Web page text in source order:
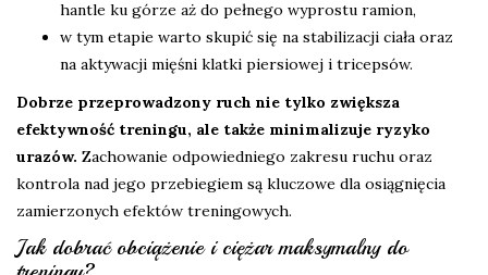
hantle ku górze aż do pełnego wyprostu ramion,
w tym etapie warto skupić się na stabilizacji ciała oraz
na aktywacji mięśni klatki piersiowej i tricepsów.
Dobrze przeprowadzony ruch nie tylko zwiększa
efektywność treningu, ale także minimalizuje ryzyko
urazów. Zachowanie odpowiedniego zakresu ruchu oraz
kontrola nad jego przebiegiem są kluczowe dla osiągnięcia
zamierzonych efektów treningowych.
Jak dobrać obciążenie i ciężar maksymalny do